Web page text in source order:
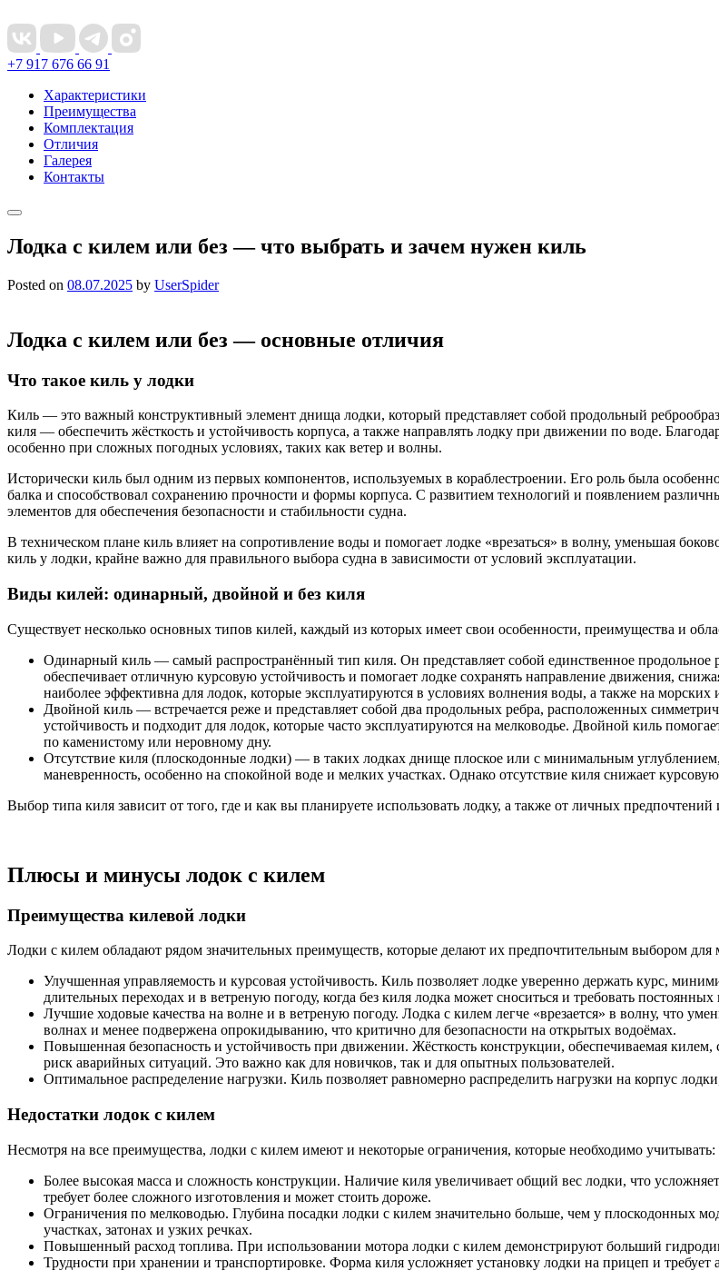
+7 917 676 66 91
Характеристики
Преимущества
Комплектация
Отличия
Галерея
Контакты
Лодка с килем или без — что выбрать и зачем нужен киль
Posted on 08.07.2025 by UserSpider
Лодка с килем или без — основные отличия
Что такое киль у лодки
Киль — это важный конструктивный элемент днища лодки, который представляет собой продольный
киля — обеспечить жёсткость и устойчивость корпуса, а также направлять лодку при движении по воде.
особенно при сложных погодных условиях, таких как ветер и волны.
Исторически киль был одним из первых компонентов, используемых в кораблестроении. Его роль была
балка и способствовал сохранению прочности и формы корпуса. С развитием технологий и появлением
элементов для обеспечения безопасности и стабильности судна.
В техническом плане киль влияет на сопротивление воды и помогает лодке «врезаться» в волну, уменьшая
киль у лодки, крайне важно для правильного выбора судна в зависимости от условий эксплуатации.
Виды килей: одинарный, двойной и без киля
Существует несколько основных типов килей, каждый из которых имеет свои особенности, преимущества и
Одинарный киль — самый распространённый тип киля. Он представляет собой единственное
обеспечивает отличную курсовую устойчивость и помогает лодке сохранять направление движения,
наиболее эффективна для лодок, которые эксплуатируются в условиях волнения воды, а также на морских
Двойной киль — встречается реже и представляет собой два продольных ребра, расположенных
устойчивость и подходит для лодок, которые часто эксплуатируются на мелководье. Двойной киль
по каменистому или неровному дну.
Отсутствие киля (плоскодонные лодки) — в таких лодках днище плоское или с минимальным
маневренность, особенно на спокойной воде и мелких участках. Однако отсутствие киля снижает
Выбор типа киля зависит от того, где и как вы планируете использовать лодку, а также от личных
Плюсы и минусы лодок с килем
Преимущества килевой лодки
Лодки с килем обладают рядом значительных преимуществ, которые делают их предпочтительным выбором для
Улучшенная управляемость и курсовая устойчивость. Киль позволяет лодке уверенно держать курс,
длительных переходах и в ветреную погоду, когда без киля лодка может сноситься и требовать постоянных
Лучшие ходовые качества на волне и в ветреную погоду. Лодка с килем легче «врезается» в волну, что
волнах и менее подвержена опрокидыванию, что критично для безопасности на открытых водоёмах.
Повышенная безопасность и устойчивость при движении. Жёсткость конструкции, обеспечиваемая
риск аварийных ситуаций. Это важно как для новичков, так и для опытных пользователей.
Оптимальное распределение нагрузки. Киль позволяет равномерно распределить нагрузки на корпус
Недостатки лодок с килем
Несмотря на все преимущества, лодки с килем имеют и некоторые ограничения, которые необходимо учитывать:
Более высокая масса и сложность конструкции. Наличие киля увеличивает общий вес лодки, что
требует более сложного изготовления и может стоить дороже.
Ограничения по мелководью. Глубина посадки лодки с килем значительно больше, чем у плоскодонных
участках, затонах и узких речках.
Повышенный расход топлива. При использовании мотора лодки с килем демонстрируют больший
Трудности при хранении и транспортировке. Форма киля усложняет установку лодки на прицеп и